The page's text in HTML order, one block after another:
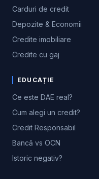
Carduri de credit
Depozite & Economii
Credite imobiliare
Credite cu gaj
EDUCAȚIE
Ce este DAE real?
Cum alegi un credit?
Credit Responsabil
Bancă vs OCN
Istoric negativ?